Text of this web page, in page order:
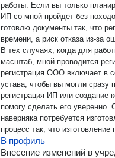
работы. Если вы только планируете запуск бизнеса, то регистрация
ИП со мной пройдет без
готовлю документы так, что
времени, а риск отказа из-за
В тех случаях, когда для
масштаб, мной проводится
регистрация ООО включает в
устава, чтобы вы могли сразу
регистрация ИП или создание
помогу сделать его уверенно. Сразу после открытия бизнеса вам
наверняка потребуется
процесс так, что
получаете качественное
Заказывая изготовление
В профиль
Внесение изменений в